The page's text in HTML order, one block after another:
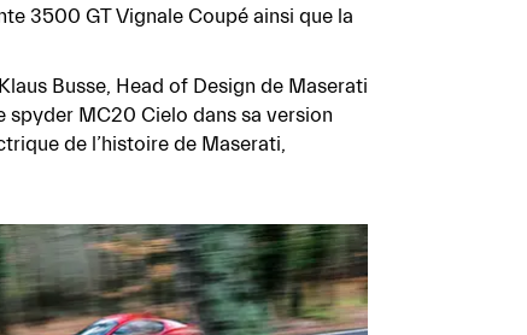
3500 GT Vignale Coupé ainsi que la
Busse, Head of Design de Maserati
spyder MC20 Cielo dans sa version
de l’histoire de Maserati,